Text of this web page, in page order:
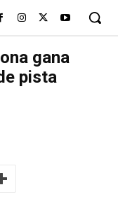
gana
pista